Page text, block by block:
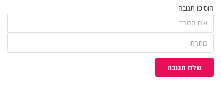
הוסיפו תגובה
שלח תגובה